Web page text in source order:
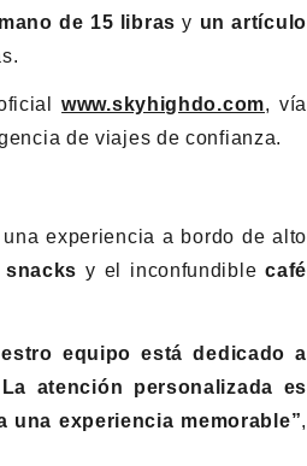
de 15 libras y un artículo
www.skyhighdo.com, vía
de viajes de confianza.
experiencia a bordo de alto
snacks y el inconfundiblecafé
equipo está dedicado a
atención personalizada es
experiencia memorable”,